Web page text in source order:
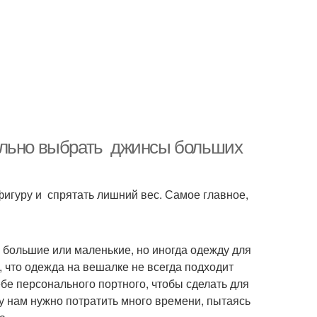
выбрать джинсы больших
и спрятать лишний вес. Самое главное,
или маленькие, но иногда одежду для
что одежда на вешалке не всегда подходит
персонального портного, чтобы сделать для
нам нужно потратить много времени, пытаясь